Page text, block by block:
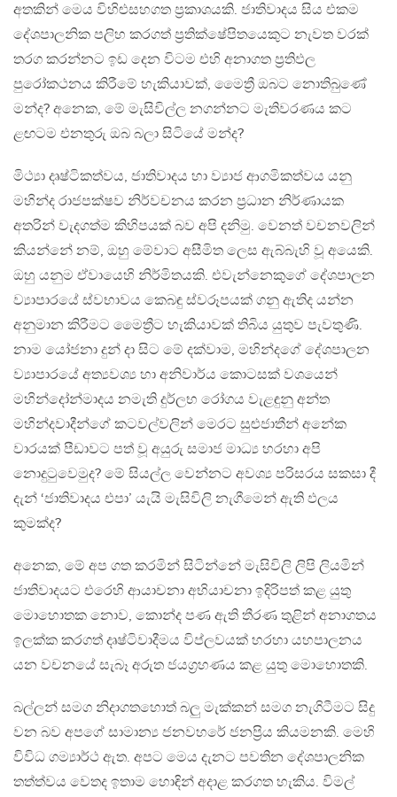
අතකින් මෙය විහිළුසහගත ප්‍රකාශයකි. ජාතිවාදය සිය එකම
දේශපාලනික පලිහ කරගත් ප්‍රතික්ෂේපිතයෙකුට නැවත වරක්
තරග කරන්නට ඉඩ දෙන විටම එහි අනාගත ප්‍රතිඵල
පුරෝකථනය කිරීමේ හැකියාවක්, මෛත්‍රී ඔබට නොතිබුණේ
මන්ද? අනෙක, මේ මැසිවිල්ල නගන්නට මැතිවරණය කට
ළඟටම එනතුරු ඔබ බලා සිටියේ මන්ද?
මිථ්‍යා දෘෂ්ටිකත්වය, ජාතිවාදය හා ව්‍යාජ ආගමිකත්වය යනු
මහින්ද රාජපක්ෂව නිර්වචනය කරන ප්‍රධාන නිර්ණායක
අතරින් වැදගත්ම කිහිපයක් බව අපි දනිමු. වෙනත් වචනවලින්
කියන්නේ නම්, ඔහු මේවාට අසීමිත ලෙස ඇබ්බැහි වූ අයෙකි.
ඔහු යනුම ඒවායෙහි නිර්මිතයකි. එවැන්නෙකුගේ දේශපාලන
ව්‍යාපාරයේ ස්වභාවය කෙබඳු ස්වරූපයක් ගනු ඇතිද යන්න
අනුමාන කිරීමට මෛත්‍රීට හැකියාවක් තිබිය යුතුව පැවතුණි.
නාම යෝජනා දුන් දා සිට මේ දක්වාම, මහින්දගේ දේශපාලන
ව්‍යාපාරයේ අත්‍යවශ්‍ය හා අනිවාර්ය කොටසක් වශයෙන්
මහින්දෝන්මාදය නමැති දුර්ලභ රෝගය වැළඳුනු අන්ත
මහින්දවාදීන්ගේ කටවල්වලින් මෙරට සුළුජාතීන් අනේක
වාරයක් පීඩාවට පත් වූ අයුරු සමාජ මාධ්‍ය හරහා අපි
නොදුටුවෙමුද? මේ සියල්ල වෙන්නට අවශ්‍ය පරිසරය සකසා දී
දැන් ‘ජාතිවාදය එපා’ යැයි මැසිවිලි නැගීමෙන් ඇති ඵලය
කුමක්ද?
අනෙක, මේ අප ගත කරමින් සිටින්නේ මැසිවිලි ලිපි ලියමින්
ජාතිවාදයට එරෙහි ආයාචනා අභියාචනා ඉදිරිපත් කළ යුතු
මොහොතක නොව, කොන්ද පණ ඇති තීරණ තුළින් අනාගතය
ඉලක්ක කරගත් දෘෂ්ටිවාදීමය විප්ලවයක් හරහා යහපාලනය
යන වචනයේ සැබෑ අරුත ජයග්‍රහණය කළ යුතු මොහොතකි.
බල්ලන් සමග නිදාගතහොත් බලු මැක්කන් සමග නැගිටීමට සිදු
වන බව අපගේ සාමාන්‍ය ජනවහරේ ජනප්‍රිය කියමනකි. මෙහි
විවිධ ගම්‍යාර්ථ ඇත. අපට මෙය දැනට පවතින දේශපාලනික
තත්ත්වය වෙතද ඉතාම හොඳින් අදාළ කරගත හැකිය. විමල්